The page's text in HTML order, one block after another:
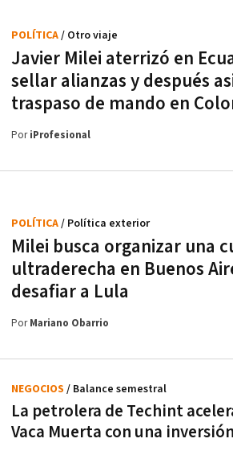
Javier Milei aterrizó en
sellar alianzas y después
traspaso de mando en
POLÍTICA/ Otro viaje
PoriProfesional
Milei busca organizar una
ultraderecha en Buenos
desafiar a Lula
POLÍTICA/ Política exterior
PorMariano Obarrio
La petrolera de Techint
Vaca Muerta con una
NEGOCIOS / Balance semestral